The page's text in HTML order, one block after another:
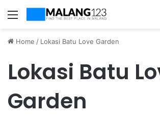
Home / Lokasi Batu Love Garden
Lokasi Batu
Garden